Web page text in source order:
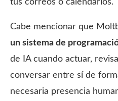
tus correos o calendarios.
Cabe mencionar que
un sistema de
de IA cuando actuar,
conversar entre sí de
necesaria presencia